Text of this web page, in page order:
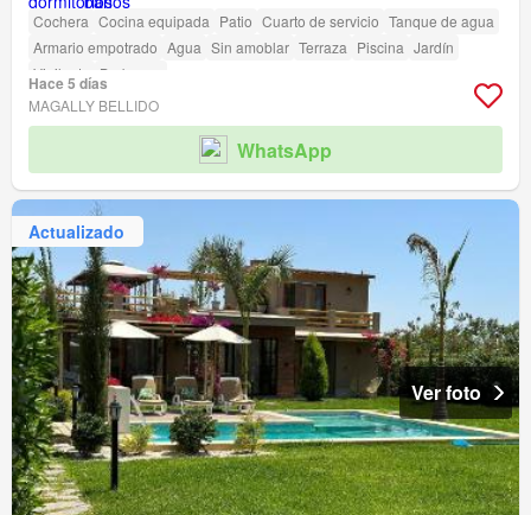
Cochera Cocina equipada Patio Cuarto de servicio Tanque de agua
Armario empotrado Agua Sin amoblar Terraza Piscina Jardín
Vigilante Barbacoa
Hace 5 días
MAGALLY BELLIDO
WhatsApp
Actualizado
Ver foto